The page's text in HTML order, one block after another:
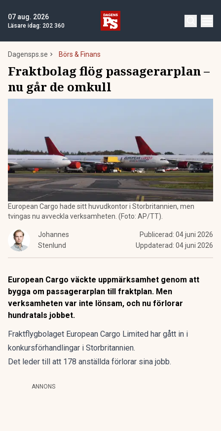
07 aug. 2026
Läsare idag: 202 360
Dagensps.se Börs & Finans
Fraktbolag flög passagerarplan –
nu går de omkull
European Cargo hade sitt huvudkontor i Storbritannien, men
tvingas nu avveckla verksamheten. (Foto: AP/TT).
Johannes
Stenlund
Publicerad: 04 juni 2026
Uppdaterad: 04 juni 2026
European Cargo väckte uppmärksamhet genom att
bygga om passagerarplan till fraktplan. Men
verksamheten var inte lönsam, och nu förlorar
hundratals jobbet.
Fraktflygbolaget European Cargo Limited har gått in i
konkursförhandlingar i Storbritannien.
Det leder till att 178 anställda förlorar sina jobb.
ANNONS